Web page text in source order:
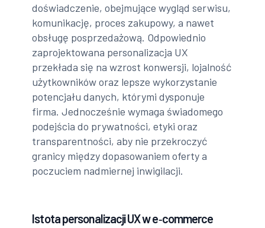
doświadczenie, obejmujące wygląd serwisu,
komunikację, proces zakupowy, a nawet
obsługę posprzedażową. Odpowiednio
zaprojektowana personalizacja UX
przekłada się na wzrost konwersji, lojalność
użytkowników oraz lepsze wykorzystanie
potencjału danych, którymi dysponuje
firma. Jednocześnie wymaga świadomego
podejścia do prywatności, etyki oraz
transparentności, aby nie przekroczyć
granicy między dopasowaniem oferty a
poczuciem nadmiernej inwigilacji.
Istota personalizacji UX w e‑commerce